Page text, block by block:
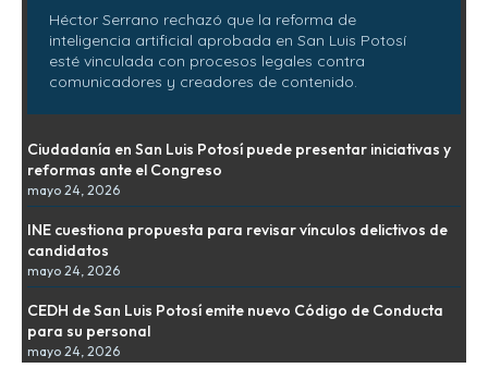
Héctor Serrano rechazó que la reforma de
inteligencia artificial aprobada en San Luis Potosí
esté vinculada con procesos legales contra
comunicadores y creadores de contenido.
Ciudadanía en San Luis Potosí puede presentar iniciativas y
reformas ante el Congreso
mayo 24, 2026
INE cuestiona propuesta para revisar vínculos delictivos de
candidatos
mayo 24, 2026
CEDH de San Luis Potosí emite nuevo Código de Conducta
para su personal
mayo 24, 2026